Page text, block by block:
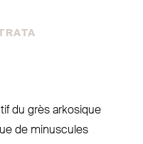
du grès arkosique
de minuscules